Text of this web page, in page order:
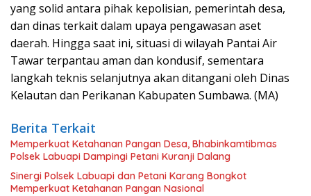
yang solid antara pihak kepolisian, pemerintah desa,
dan dinas terkait dalam upaya pengawasan aset
daerah. Hingga saat ini, situasi di wilayah Pantai Air
Tawar terpantau aman dan kondusif, sementara
langkah teknis selanjutnya akan ditangani oleh Dinas
Kelautan dan Perikanan Kabupaten Sumbawa. (MA)
Berita Terkait
Memperkuat Ketahanan Pangan Desa, Bhabinkamtibmas
Polsek Labuapi Dampingi Petani Kuranji Dalang
Sinergi Polsek Labuapi dan Petani Karang Bongkot
Memperkuat Ketahanan Pangan Nasional